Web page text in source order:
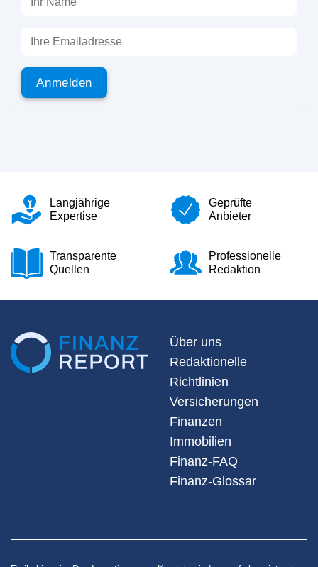
Langjährige
Expertise
Geprüfte
Anbieter
Transparente
Quellen
Professionelle
Redaktion
Über uns
Redaktionelle
Richtlinien
Versicherungen
Finanzen
Immobilien
Finanz-FAQ
Finanz-Glossar